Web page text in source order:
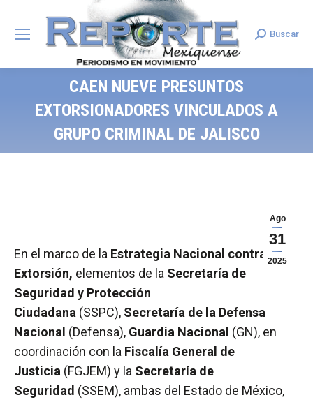
Search:
Buscar
CAEN NUEVE PRESUNTOS
EXTORSIONADORES VINCULADOS A
GRUPO CRIMINAL DE JALISCO
Ago
31
2025
En el marco de la Estrategia Nacional contra la
Extorsión, elementos de la Secretaría de
Seguridad y Protección
Ciudadana (SSPC), Secretaría de la Defensa
Nacional (Defensa), Guardia Nacional (GN), en
coordinación con la Fiscalía General de
Justicia (FGJEM) y la Secretaría de
Seguridad (SSEM), ambas del Estado de México,